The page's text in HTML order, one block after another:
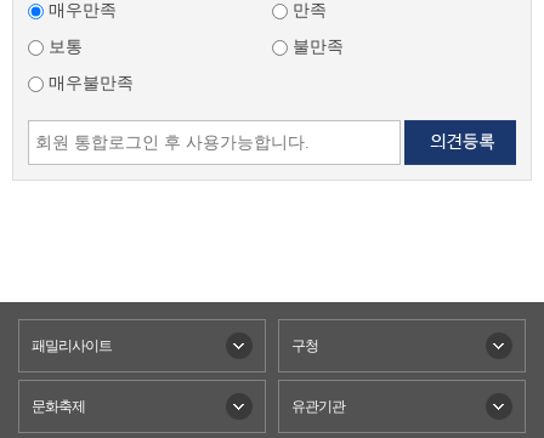
매우만족
만족
보통
불만족
매우불만족
패밀리사이트 구청
문화축제 유관기관